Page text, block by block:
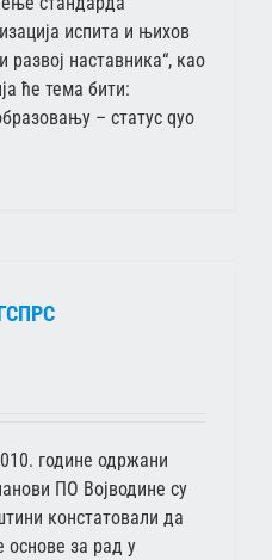
испита и њихов
развој наставника“, као
ће тема бити:
– статус qуо
године одржани
ПО Војводине су
констатовали да
за рад у